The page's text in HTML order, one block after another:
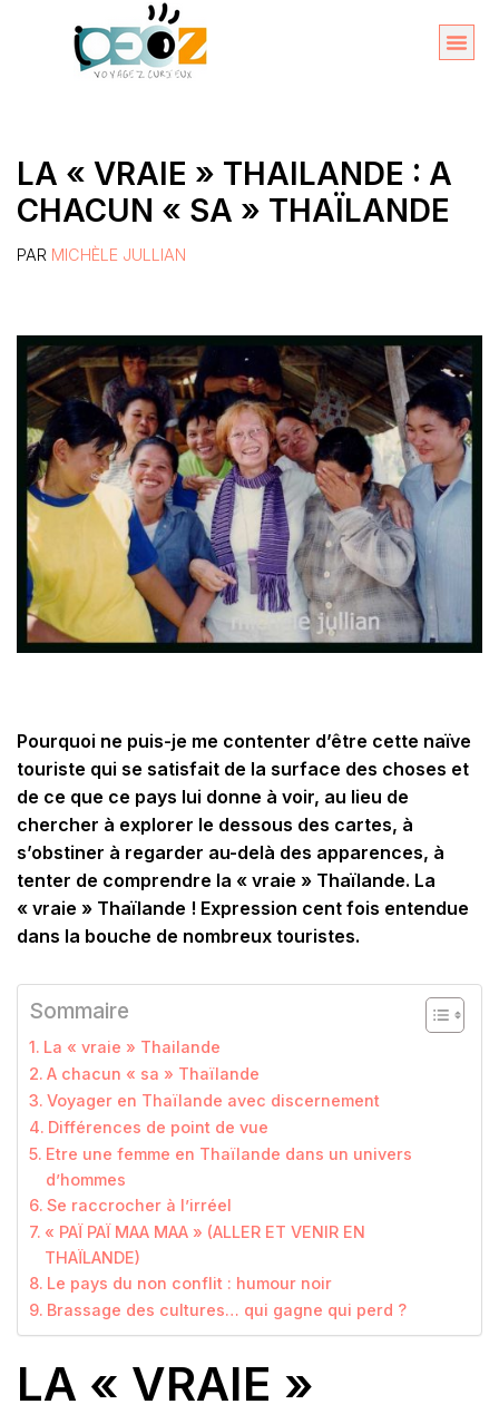
LA « VRAIE » THAILANDE : A
CHACUN « SA » THAÏLANDE
PAR MICHÈLE JULLIAN
Pourquoi ne puis-je me contenter d’être cette naïve
touriste qui se satisfait de la surface des choses et
de ce que ce pays lui donne à voir, au lieu de
chercher à explorer le dessous des cartes, à
s’obstiner à regarder au-delà des apparences, à
tenter de comprendre la « vraie » Thaïlande. La
« vraie » Thaïlande ! Expression cent fois entendue
dans la bouche de nombreux touristes.
Sommaire
La « vraie » Thailande
A chacun « sa » Thaïlande
Voyager en Thaïlande avec discernement
Différences de point de vue
Etre une femme en Thaïlande dans un univers
d’hommes
Se raccrocher à l’irréel
« PAÏ PAÏ MAA MAA » (ALLER ET VENIR EN
THAÏLANDE)
Le pays du non conflit : humour noir
Brassage des cultures… qui gagne qui perd ?
LA « VRAIE »